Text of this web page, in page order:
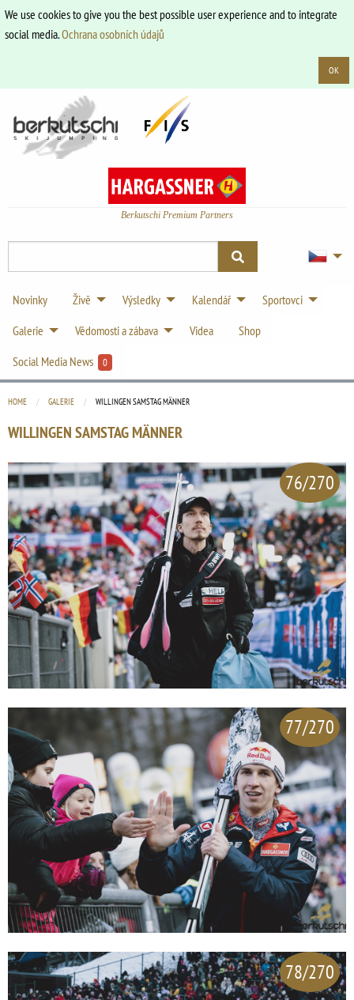
We use cookies to give you the best possible user experience and to integrate
social media.Ochrana osobních údajů
OK
Berkutschi Premium Partners
Novinky Živě Výsledky Kalendář
Sportovci
Galerie
Vědomosti a zábava Videa
Shop
Social Media News
0
HOME GALERIE CURRENT:
WILLINGEN SAMSTAG MÄNNER
WILLINGEN SAMSTAG MÄNNER
76/270
77/270
78/270